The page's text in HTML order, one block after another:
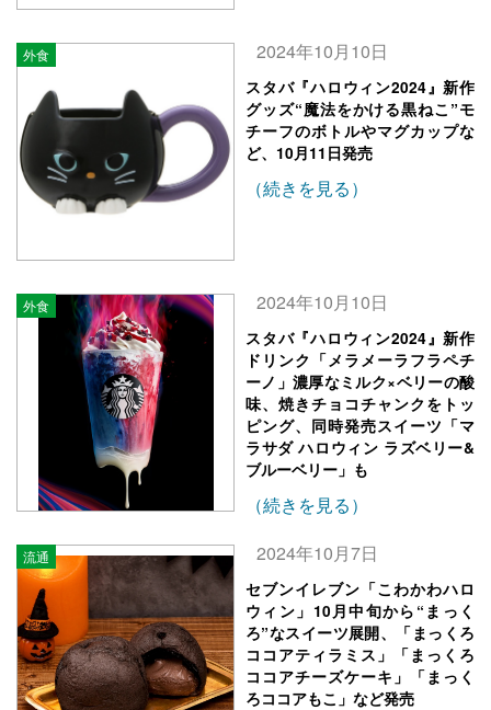
外食 2024年10月10日
スタバ『ハロウィン2024』新作
グッズ“魔法をかける黒ねこ”モ
チーフのボトルやマグカップな
ど、10月11日発売
（続きを見る）
外食 2024年10月10日
スタバ『ハロウィン2024』新作
ドリンク「メラメーラフラペチ
ーノ」濃厚なミルク×ベリーの酸
味、焼きチョコチャンクをトッ
ピング、同時発売スイーツ「マ
ラサダ ハロウィン ラズベリー&
ブルーベリー」も
（続きを見る）
流通 2024年10月7日
セブンイレブン「こわかわハロ
ウィン」10月中旬から“まっく
ろ”なスイーツ展開、「まっくろ
ココアティラミス」「まっくろ
ココアチーズケーキ」「まっく
ろココアもこ」など発売